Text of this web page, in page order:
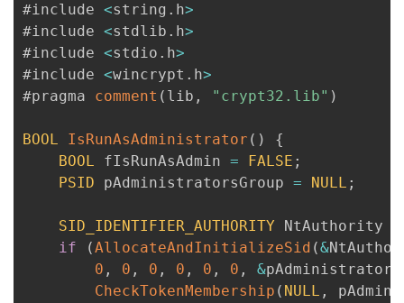
#include <string . h>
#include <stdlib . h>
#include <stdio . h>
#include <wincrypt . h>
#pragma comment ( lib , "crypt32.lib" )
BOOL IsRunAsAdministrator ( )
{
BOOL fIsRunAsAdmin = FALSE ;
PSID pAdministratorsGroup = NULL ;
SID_IDENTIFIER_AUTHORITY NtAuthority
if
(AllocateAndInitializeSid (&
0 , 0 , 0 , 0 , 0 , 0 , &
CheckTokenMembership ( NULL ,